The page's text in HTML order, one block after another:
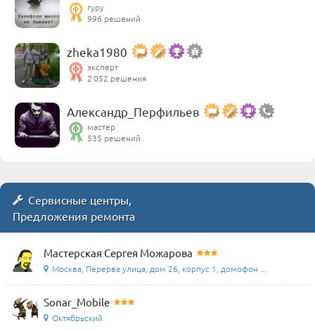
гуру
996 решений
zheka1980
эксперт
2 052 решения
Александр_Перфильев
мастер
535 решений
Сервисные центры,
Предложения ремонта
Мастерская Сергея Можарова
Москва, Перерва улица, дом 26, корпус 1, домофон ...
Sonar_Mobile
Октябрьский